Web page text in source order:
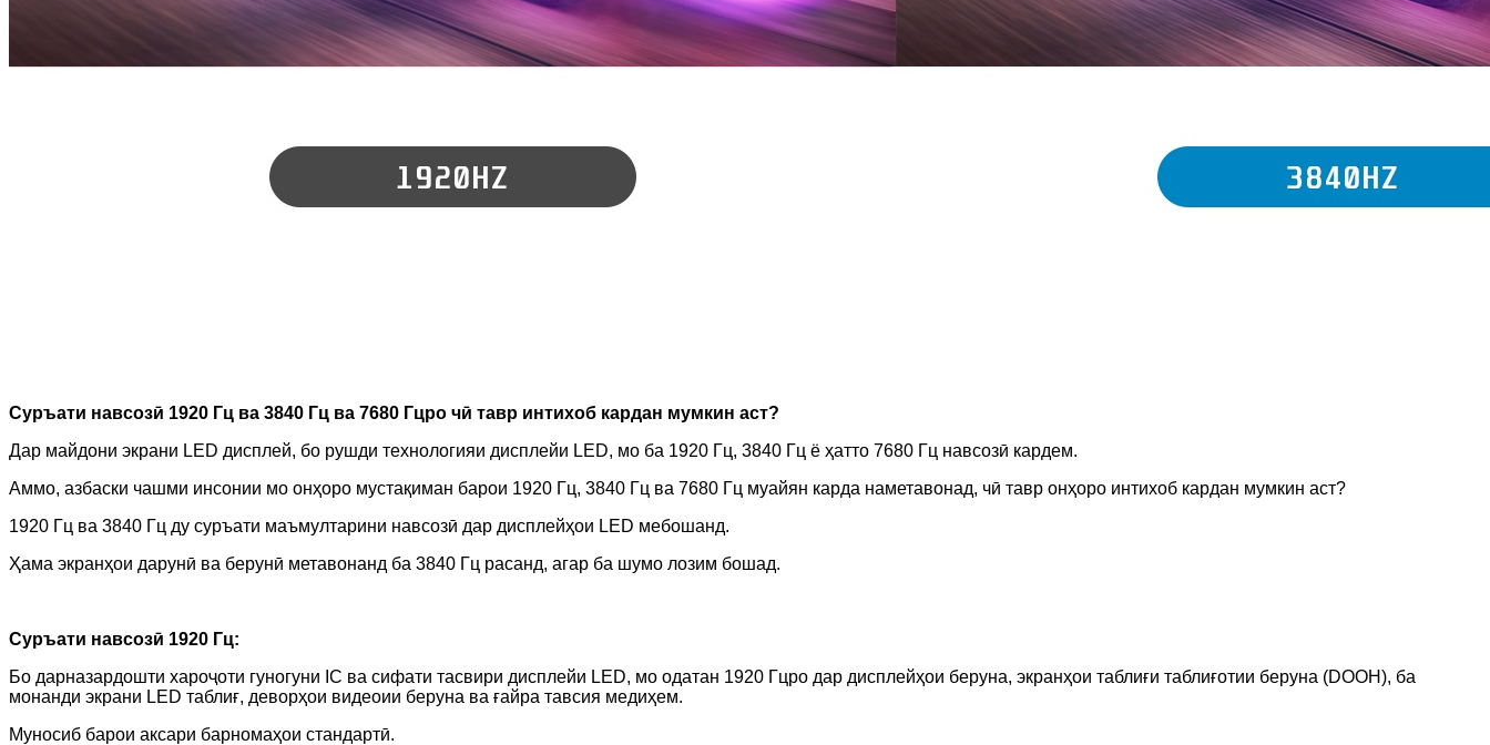
Суръати навсозӣ 1920 Гц ва 3840 Гц ва 7680 Гцро чӣ тавр интихоб кардан мумкин аст?
Дар майдони экрани LED дисплей, бо рушди технологияи дисплейи LED, мо ба 1920 Гц, 3840 Гц ё ҳатто 7680 Гц навсозӣ кардем.
Аммо, азбаски чашми инсонии мо онҳоро мустақиман барои 1920 Гц, 3840 Гц ва 7680 Гц муайян карда наметавонад, чӣ тавр онҳоро интихоб кардан мумкин аст?
1920 Гц ва 3840 Гц ду суръати маъмултарини навсозӣ дар дисплейҳои LED мебошанд.
Ҳама экранҳои дарунӣ ва берунӣ метавонанд ба 3840 Гц расанд, агар ба шумо лозим бошад.
Суръати навсозӣ 1920 Гц:
Бо дарназардошти хароҷоти гуногуни IC ва сифати тасвири дисплейи LED, мо одатан 1920 Гцро дар дисплейҳои беруна, экранҳои таблиғи таблиғотии беруна (DOOH), ба
монанди экрани LED таблиғ, деворҳои видеоии беруна ва ғайра тавсия медиҳем.
Муносиб барои аксари барномаҳои стандартӣ.